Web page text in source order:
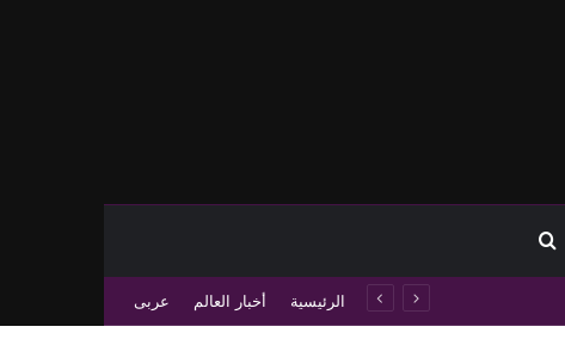
إضافة عمود جانبي
الرئيسية أخبار العالم عربى